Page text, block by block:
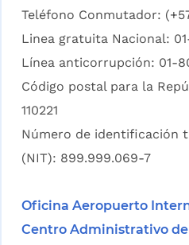
Teléfono Conmutador:
Linea gratuita Nacional:
Línea anticorrupción: 01-
Código postal para la
110221
Número de identificación
(NIT): 899.999.069-7
Oficina Aeropuerto
Centro Administrativo de